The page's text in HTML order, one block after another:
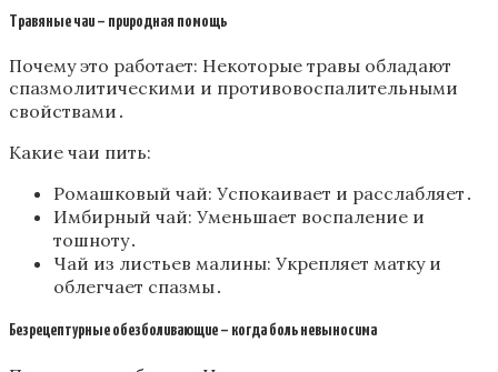
Травяные чаи – природная помощь
Почему это работает: Некоторые травы обладают
спазмолитическими и противовоспалительными
свойствами․
Какие чаи пить:
Ромашковый чай: Успокаивает и расслабляет․
Имбирный чай: Уменьшает воспаление и
тошноту․
Чай из листьев малины: Укрепляет матку и
облегчает спазмы․
Безрецептурные обезболивающие – когда боль невыносима